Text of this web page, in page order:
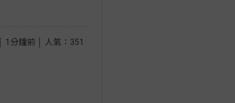
│ 1分鐘前 │ 人氣：351